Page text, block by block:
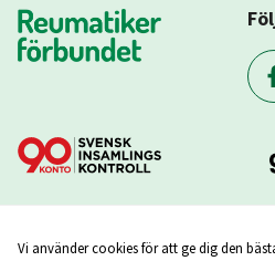
Vi använder cookies för att ge dig den